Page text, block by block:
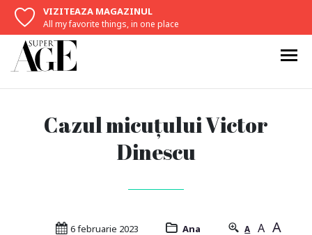
VIZITEAZA MAGAZINUL
All my favorite things, in one place
Cazul micuțului Victor
Dinescu
6 februarie 2023 Ana A A A